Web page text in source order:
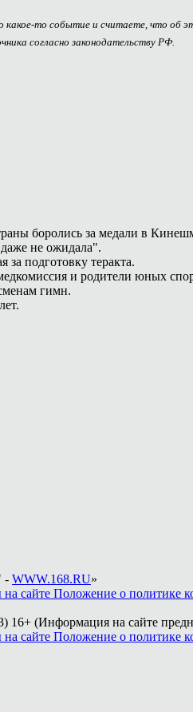
какое-то событие и считаете, что
согласно законодательству РФ.
боролись за медали в
не ожидала".
подготовку теракта.
и родители юных
гимн.
- WWW.168.RU»
сайте Положение о политике
16+ (Информация на сайте
сайте Положение о политике